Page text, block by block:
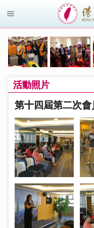
活動照片
第十四屆第二次會